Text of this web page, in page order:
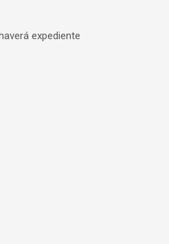
expediente